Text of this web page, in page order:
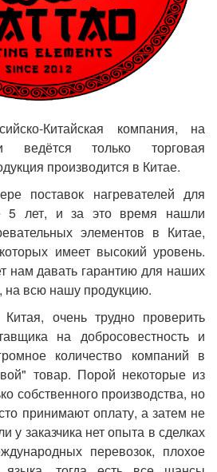
Китайская компания, на
ведётся только торговая
производится в Китае.
поставок нагревателей для
5 лет, и за это время нашли
элементов в Китае,
имеет высокий уровень.
нам давать гарантию для наших
на всю нашу продукцию.
очень трудно проверить
на добросовестность и
количество компаний в
товар. Порой некоторые из
собственного производства, но
принимают оплату, а затем не
у заказчика нет опыта в сделках
перевозок, плохое